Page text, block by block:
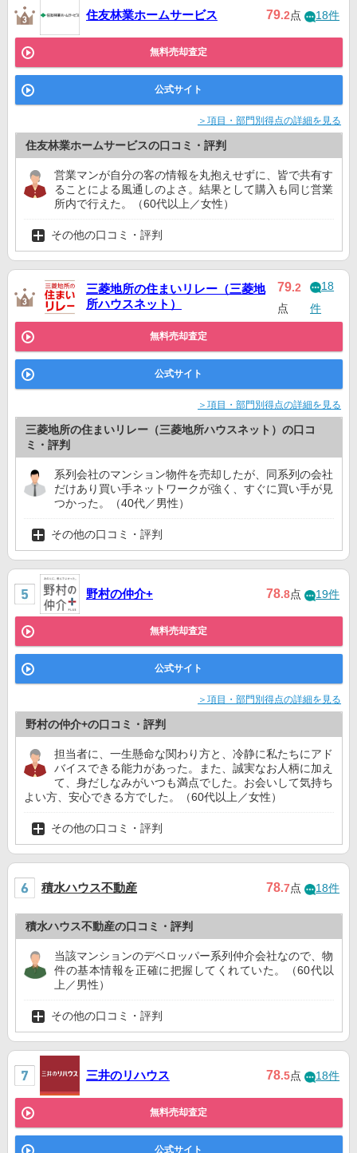
住友林業ホームサービス 79.2点 18件
無料売却査定
公式サイト
＞項目・部門別得点の詳細を見る
住友林業ホームサービスの口コミ・評判
営業マンが自分の客の情報を丸抱えせずに、皆で共有す
ることによる風通しのよさ。結果として購入も同じ営業
所内で行えた。（60代以上／女性）
その他の口コミ・評判
三菱地所の住まいリレー（三菱地
所ハウスネット）
79.2
点
18
件
無料売却査定
公式サイト
＞項目・部門別得点の詳細を見る
三菱地所の住まいリレー（三菱地所ハウスネット）の口コ
ミ・評判
系列会社のマンション物件を売却したが、同系列の会社
だけあり買い手ネットワークが強く、すぐに買い手が見
つかった。（40代／男性）
その他の口コミ・評判
野村の仲介+ 78.8点 19件
無料売却査定
公式サイト
＞項目・部門別得点の詳細を見る
野村の仲介+の口コミ・評判
担当者に、一生懸命な関わり方と、冷静に私たちにアド
バイスできる能力があった。また、誠実なお人柄に加え
て、身だしなみがいつも満点でした。お会いして気持ち
よい方、安心できる方でした。（60代以上／女性）
その他の口コミ・評判
積水ハウス不動産 78.7点 18件
積水ハウス不動産の口コミ・評判
当該マンションのデベロッパー系列仲介会社なので、物
件の基本情報を正確に把握してくれていた。（60代以
上／男性）
その他の口コミ・評判
三井のリハウス 78.5点 18件
無料売却査定
公式サイト